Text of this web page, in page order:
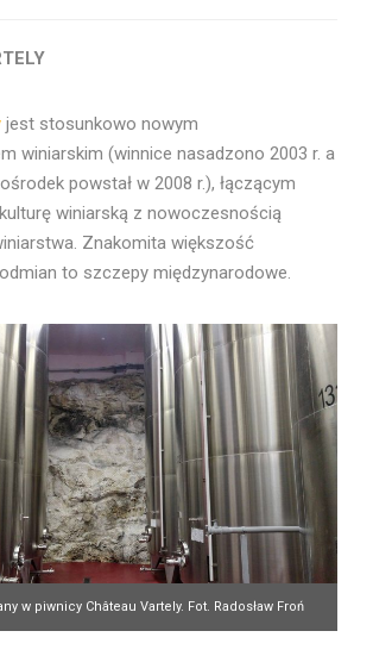
jest stosunkowo nowym
winiarskim (winnice nasadzono 2003 r. a
powstał w 2008 r.), łączącym
winiarską z nowoczesnością
Znakomita większość
to szczepy międzynarodowe.
w piwnicy Château Vartely. Fot. Radosław Froń